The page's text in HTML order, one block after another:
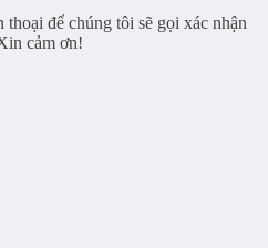
để chúng tôi sẽ gọi xác nhận
cảm ơn!